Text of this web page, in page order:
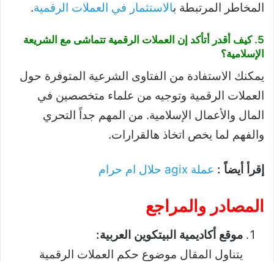
المخاطر المرتبطة بالاستثمار في العملات الرقمية.
5. كيف أقدر أتأكد إن العملات الرقمية تتماشى مع الشريعة
الإسلامية؟
يمكنك الاستفادة من الفتاوى الشرعية المتوفرة حول
العملات الرقمية وتوجيه من علماء متخصصين في
المال والأعمال الإسلامية. من المهم جداً التحري
والفهم لما يخص اتخاذ هالقرارات.
إقرأ أيضاً : عملة agix حلال ام حرام
المصادر والمراجع
موقع أكاديمية البيتكوين العربية:
يتناول المقال موضوع حكم العملات الرقمية